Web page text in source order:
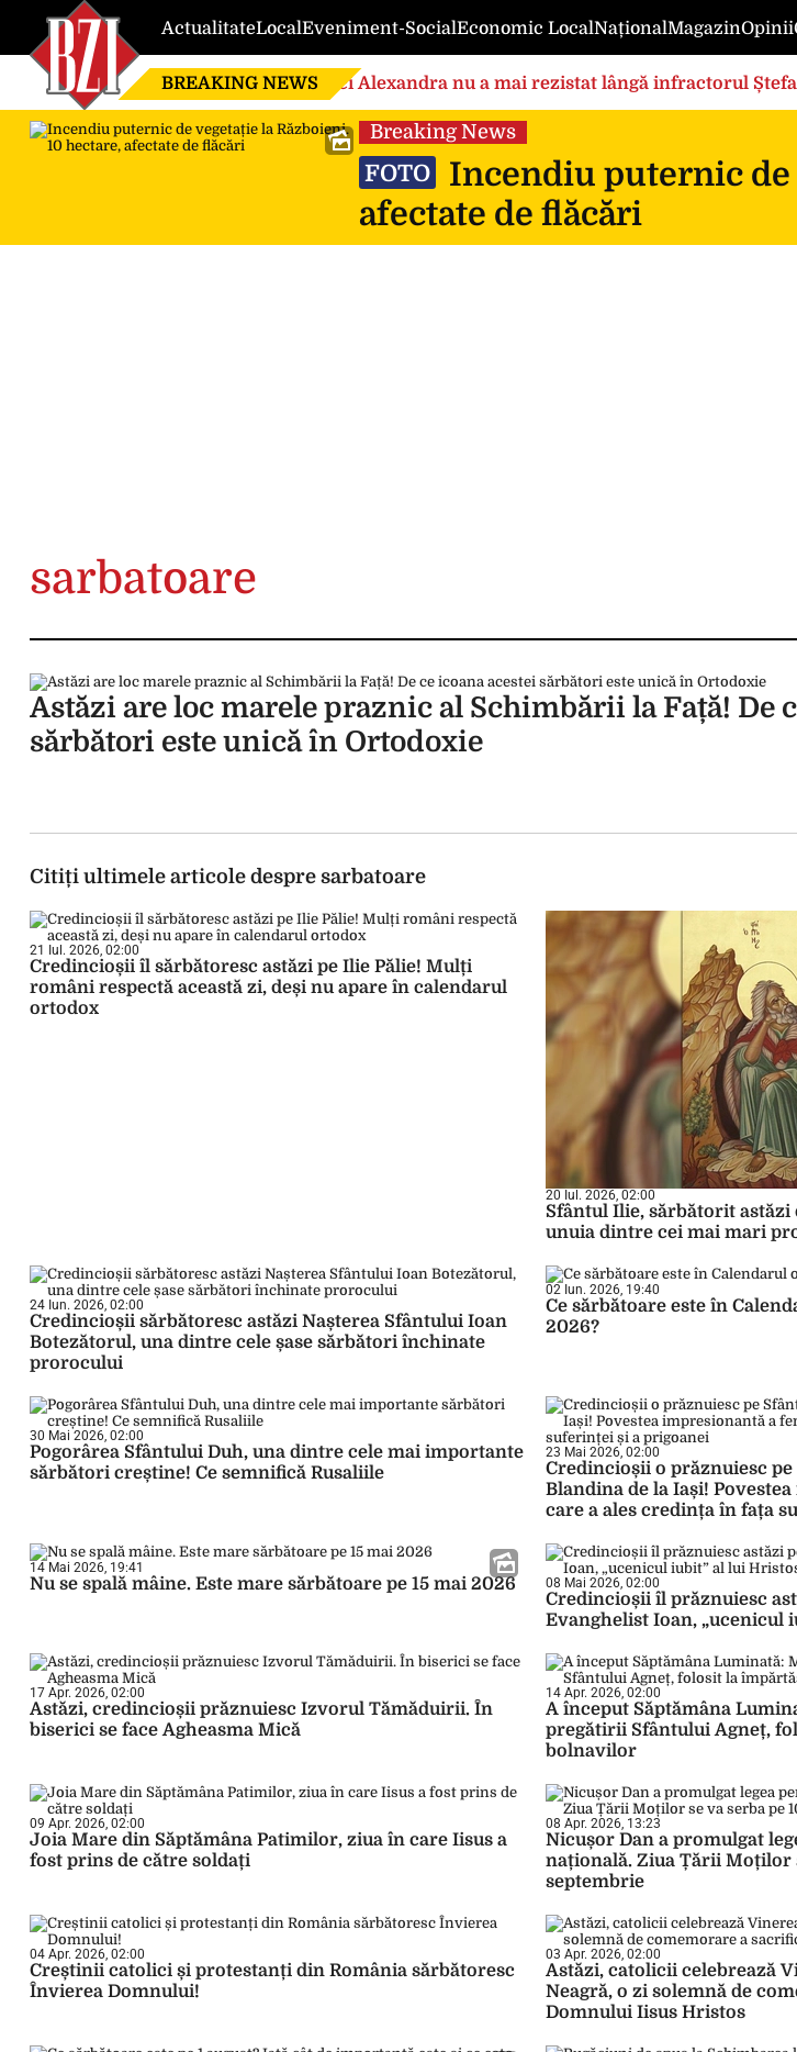
ActualitateLocalEveniment-SocialEconomic LocalNaționalMagazinOpinii
BREAKING NEWS Nici Alexandra nu a mai rezistat lângă infractorul
de căsnicie
Breaking News
FOTO
Incendiu puternic de
afectate de flăcări
sarbatoare
Astăzi are loc marele praznic al Schimbării la Față! De
sărbători este unică în Ortodoxie
Citiți ultimele articole despre sarbatoare
21 Iul. 2026, 02:00
Credincioșii îl sărbătoresc astăzi pe Ilie Pălie! Mulți
români respectă această zi, deși nu apare în calendarul
ortodox
20 Iul. 2026, 02:00
Sfântul Ilie, sărbătorit astăzi
unuia dintre cei mai mari
24 Iun. 2026, 02:00
Credincioșii sărbătoresc astăzi Nașterea Sfântului Ioan
Botezătorul, una dintre cele șase sărbători închinate
prorocului
02 Iun. 2026, 19:40
Ce sărbătoare este în
2026?
30 Mai 2026, 02:00
Pogorârea Sfântului Duh, una dintre cele mai importante
sărbători creștine! Ce semnifică Rusaliile
23 Mai 2026, 02:00
Credincioșii o prăznuiesc
Blandina de la Iași!
care a ales credința în fața
14 Mai 2026, 19:41
Nu se spală mâine. Este mare sărbătoare pe 15 mai 2026 08 Mai 2026, 02:00
Credincioșii îl prăznuiesc
Evanghelist Ioan, „ucenicul
17 Apr. 2026, 02:00
Astăzi, credincioșii prăznuiesc Izvorul Tămăduirii. În
biserici se face Agheasma Mică
14 Apr. 2026, 02:00
A început Săptămâna
pregătirii Sfântului Agneț,
bolnavilor
09 Apr. 2026, 02:00
Joia Mare din Săptămâna Patimilor, ziua în care Iisus a
fost prins de către soldați
08 Apr. 2026, 13:23
Nicușor Dan a promulgat
națională. Ziua Țării Moților
septembrie
04 Apr. 2026, 02:00
Creștinii catolici și protestanți din România sărbătoresc
Învierea Domnului!
03 Apr. 2026, 02:00
Astăzi, catolicii celebrează
Neagră, o zi solemnă de
Domnului Iisus Hristos